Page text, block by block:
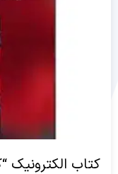
کتاب الکترونیک